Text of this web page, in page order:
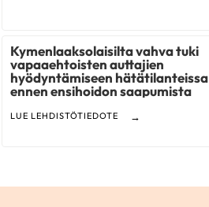
Kymenlaaksolaisilta vahva tuki
vapaaehtoisten auttajien
hyödyntämiseen hätätilanteissa
ennen ensihoidon saapumista
LUE LEHDISTÖTIEDOTE